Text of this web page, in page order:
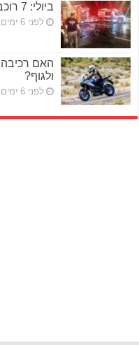
ביולי: 7 רוכבים נהרגו על דו־גלגלי
לפני 6 ימים
האם רכיבה
ולגוף?
לפני 6 ימים